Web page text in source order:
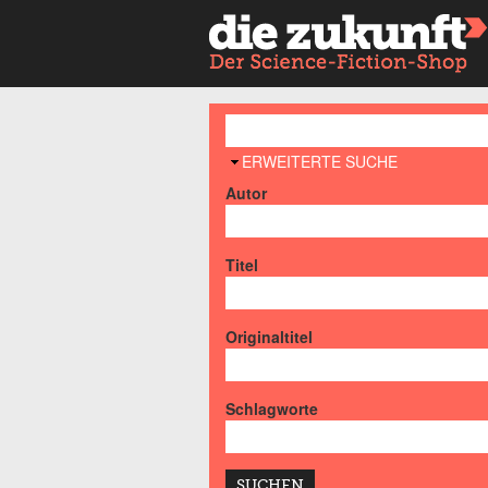
AUSBLENDEN
ERWEITERTE SUCHE
Autor
Titel
Originaltitel
Schlagworte